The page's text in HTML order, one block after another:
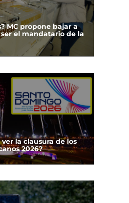
MC propone bajar a
el mandatario de la
la clausura de los
2026?